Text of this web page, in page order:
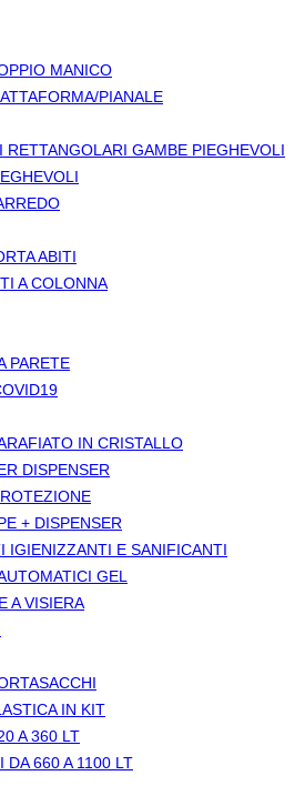
MANICO
PIANALE
RETTANGOLARI GAMBE PIEGHEVOLI
ABITI
A COLONNA
PARETE
IN CRISTALLO
DISPENSER
+ DISPENSER
IGIENIZZANTI E SANIFICANTI
GEL
A VISIERA
IN KIT
A 360 LT
DA 660 A 1100 LT